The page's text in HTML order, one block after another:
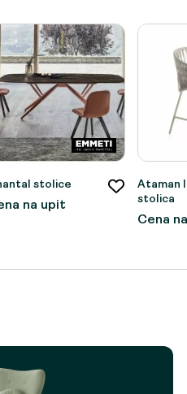
stolice
na upit
Ataman
stolica
Cena